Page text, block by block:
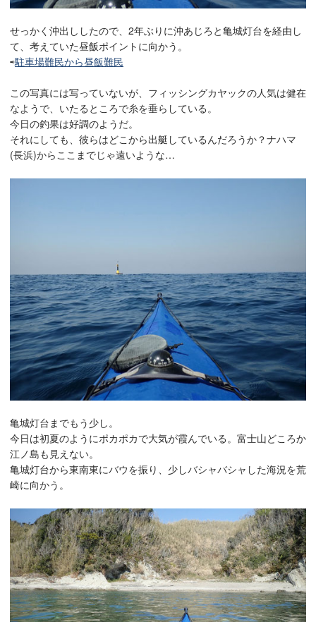
せっかく沖出ししたので、2年ぶりに沖あじろと亀城灯台を経由し
て、考えていた昼飯ポイントに向かう。
⇨駐車場難民から昼飯難民
この写真には写っていないが、フィッシングカヤックの人気は健在
なようで、いたるところで糸を垂らしている。
今日の釣果は好調のようだ。
それにしても、彼らはどこから出艇しているんだろうか？ナハマ
(長浜)からここまでじゃ遠いような…
亀城灯台までもう少し。
今日は初夏のようにポカポカで大気が霞んでいる。富士山どころか
江ノ島も見えない。
亀城灯台から東南東にバウを振り、少しバシャバシャした海況を荒
崎に向かう。